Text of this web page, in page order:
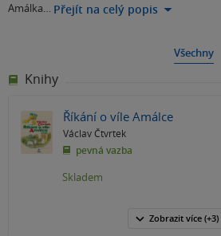
Amálka… Přejít na celý popis
Všechny
Knihy
Říkání o víle Amálce
Václav Čtvrtek
pevná vazba
Skladem
Zobrazit více (+3)